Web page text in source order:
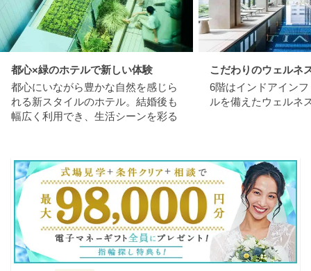
都心×緑のホテルで新しい体験
都心にいながら豊かな自然を感じら
れる新スタイルのホテル。結婚後も
幅広く利用でき、生活シーンを彩る
こだわりのウェルネ
6階はインドアイン
ルを備えたウェルネ